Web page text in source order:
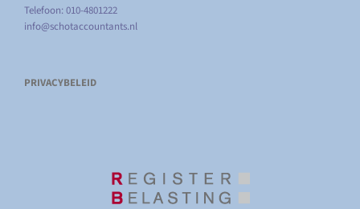
Telefoon: 010-4801222
info@schotaccountants.nl
PRIVACYBELEID